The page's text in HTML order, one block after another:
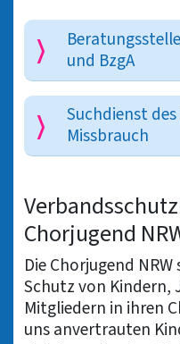
und BzgA
Suchdienst
Missbrauch
Chorjugend
Die Chorjugend
Schutz von Kindern,
Mitgliedern in ihren
uns anvertrauten